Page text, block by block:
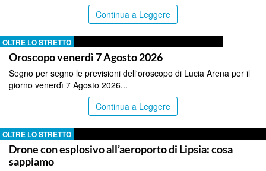
Continua a Leggere
OLTRE LO STRETTO
Oroscopo venerdì 7 Agosto 2026
Segno per segno le previsioni dell'oroscopo di Lucia Arena per il
giorno venerdì 7 Agosto 2026...
Continua a Leggere
OLTRE LO STRETTO
Drone con esplosivo all’aeroporto di Lipsia: cosa
sappiamo